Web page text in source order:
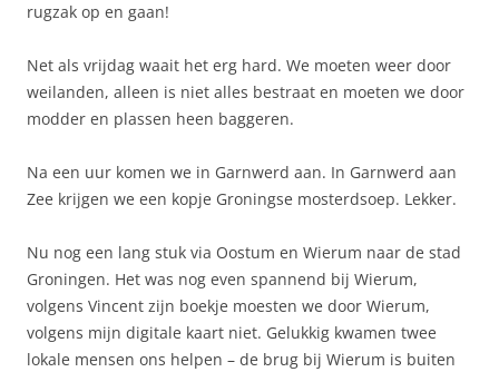
rugzak op en gaan!
Net als vrijdag waait het erg hard. We moeten weer door
weilanden, alleen is niet alles bestraat en moeten we door
modder en plassen heen baggeren.
Na een uur komen we in Garnwerd aan. In Garnwerd aan
Zee krijgen we een kopje Groningse mosterdsoep. Lekker.
Nu nog een lang stuk via Oostum en Wierum naar de stad
Groningen. Het was nog even spannend bij Wierum,
volgens Vincent zijn boekje moesten we door Wierum,
volgens mijn digitale kaart niet. Gelukkig kwamen twee
lokale mensen ons helpen – de brug bij Wierum is buiten